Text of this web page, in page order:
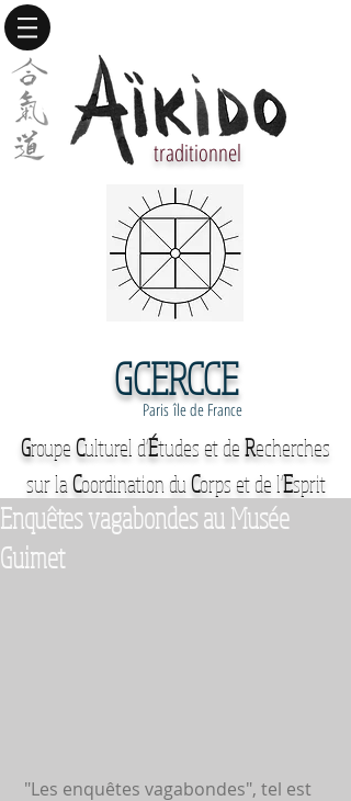
traditionnel
GCERCCE
Paris île de France
GroupeCulturel d'Études et deRecherches
sur laCoordination duCorps et de l'Esprit
Enquêtes vagabondes au Musée
Guimet